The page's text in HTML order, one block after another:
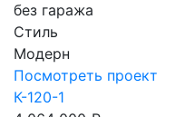
без гаража
Стиль
Модерн
Посмотреть проект
К-120-1